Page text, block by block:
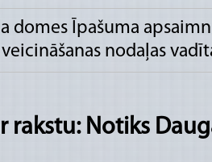
domes Īpašuma
nodaļas
rakstu: Notiks